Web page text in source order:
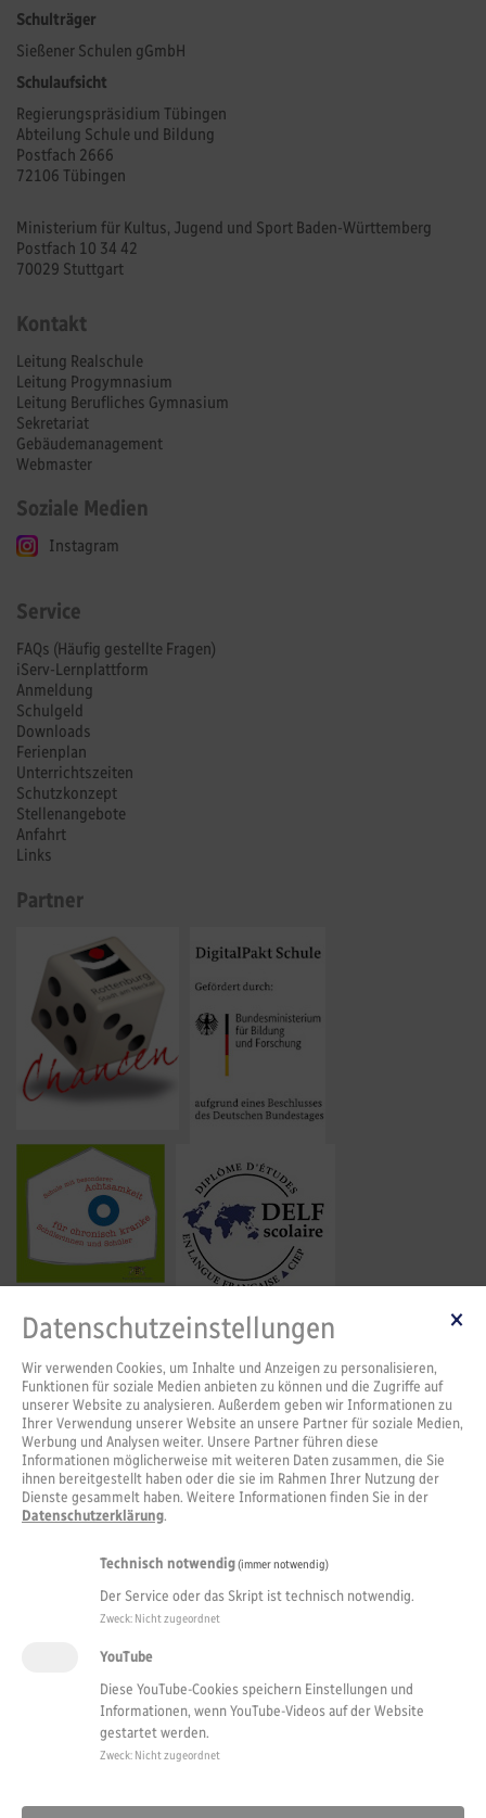
Schulträger
Sießener Schulen gGmbH
Schulaufsicht
Regierungspräsidium Tübingen
Abteilung Schule und Bildung
Postfach 2666
72106 Tübingen
Ministerium für Kultus, Jugend und Sport Baden-Württemberg
Postfach 10 34 42
70029 Stuttgart
Kontakt
Leitung Realschule
Leitung Progymnasium
Leitung Berufliches Gymnasium
Sekretariat
Gebäudemanagement
Webmaster
Soziale Medien
Instagram
Service
FAQs (Häufig gestellte Fragen)
iServ-Lernplattform
Anmeldung
Schulgeld
Downloads
Ferienplan
Unterrichtszeiten
Schutzkonzept
Stellenangebote
Anfahrt
Links
Partner
Datenschutzeinstellungen
Wir verwenden Cookies, um Inhalte und Anzeigen zu personalisieren,
Funktionen für soziale Medien anbieten zu können und die Zugriffe auf
unserer Website zu analysieren. Außerdem geben wir Informationen zu
Ihrer Verwendung unserer Website an unsere Partner für soziale Medien,
Werbung und Analysen weiter. Unsere Partner führen diese
Informationen möglicherweise mit weiteren Daten zusammen, die Sie
ihnen bereitgestellt haben oder die sie im Rahmen Ihrer Nutzung der
Dienste gesammelt haben. Weitere Informationen finden Sie in der
Datenschutzerklärung.
Technisch notwendig(immer notwendig)
Der Service oder das Skript ist technisch notwendig.
Zweck: Nicht zugeordnet
YouTube
Diese YouTube-Cookies speichern Einstellungen und
Informationen, wenn YouTube-Videos auf der Website
gestartet werden.
Zweck: Nicht zugeordnet